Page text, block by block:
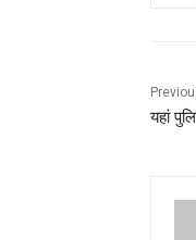
यहां